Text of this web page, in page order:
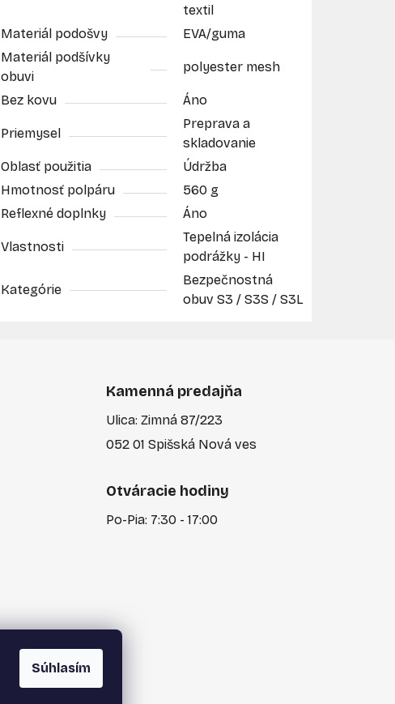
Súhlasím
textil
Materiál podošvy
EVA/guma
Materiál podšívky
obuvi
polyester mesh
Bez kovu Áno
Priemysel
Preprava a
skladovanie
Oblasť použitia
Údržba
Hmotnosť polpáru
560 g
Reflexné doplnky
Áno
Vlastnosti
Tepelná izolácia
podrážky - HI
Kategórie
Bezpečnostná
obuv S3 / S3S / S3L
Kamenná predajňa
Ulica: Zimná 87/223
052 01 Spišská Nová ves
Otváracie hodiny
Po-Pia: 7:30 - 17:00